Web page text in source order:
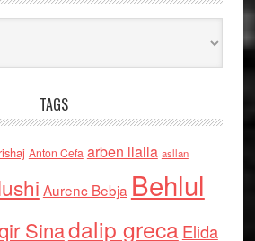
TAGS
Anton Cefa arben llalla asllan
Aurenc Bebja Behlul
Sinadalip grecaElida